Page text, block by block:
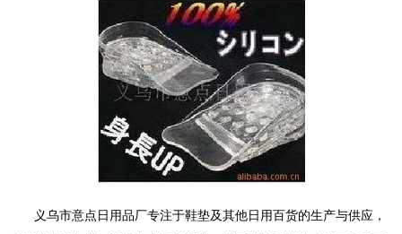
义乌市意点日用品厂专注于鞋垫及其他日用百货的生产与供应，